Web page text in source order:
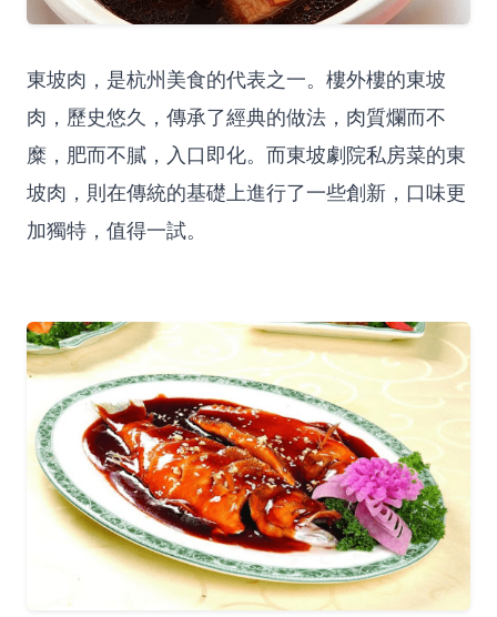
東坡肉，是杭州美食的代表之一。樓外樓的東坡
肉，歷史悠久，傳承了經典的做法，肉質爛而不
糜，肥而不膩，入口即化。而東坡劇院私房菜的東
坡肉，則在傳統的基礎上進行了一些創新，口味更
加獨特，值得一試。